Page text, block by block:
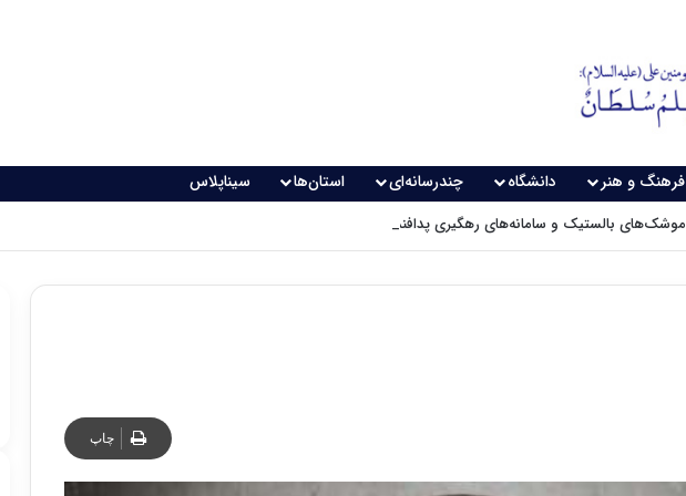
فرهنگ و هنر دانشگاه چندرسانه‌ای استان‌ها سیناپلاس
موشک‌های بالستیک و سامانه‌های رهگیری پدافندی چگونه کار می کنند؟
چاپ